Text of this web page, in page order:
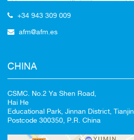
+34 943 309 009
afm@afm.es
CHINA
CSMC. No.2 Ya Shen Road,
Hai He
Educational Park, Jinnan District, Tianjin
Postcode 300350, P.R. China